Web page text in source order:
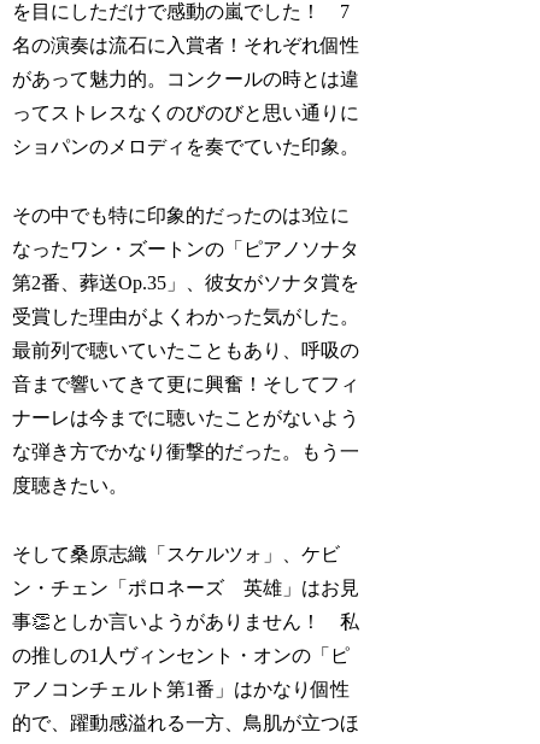
を目にしただけで感動の嵐でした！ 7
名の演奏は流石に入賞者！それぞれ個性
があって魅力的。コンクールの時とは違
ってストレスなくのびのびと思い通りに
ショパンのメロディを奏でていた印象。
その中でも特に印象的だったのは3位に
なったワン・ズートンの「ピアノソナタ
第2番、葬送Op.35」、彼女がソナタ賞を
受賞した理由がよくわかった気がした。
最前列で聴いていたこともあり、呼吸の
音まで響いてきて更に興奮！そしてフィ
ナーレは今までに聴いたことがないよう
な弾き方でかなり衝撃的だった。もう一
度聴きたい。
そして桑原志織「スケルツォ」、ケビ
ン・チェン「ポロネーズ 英雄」はお見
事👏としか言いようがありません！ 私
の推しの1人ヴィンセント・オンの「ピ
アノコンチェルト第1番」はかなり個性
的で、躍動感溢れる一方、鳥肌が立つほ